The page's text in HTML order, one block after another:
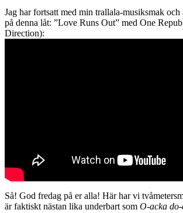
Jag har fortsatt med min trallala-musiksmak och
på denna låt: ”Love Runs Out” med One
Direction):
Så! God fredag på er alla! Här har vi
är faktiskt nästan lika underbart som O-acka